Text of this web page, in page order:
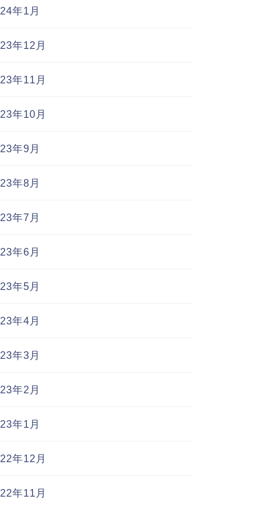
年1月
年12月
年11月
年10月
年9月
年8月
年7月
年6月
年5月
年4月
年3月
年2月
年1月
年12月
年11月